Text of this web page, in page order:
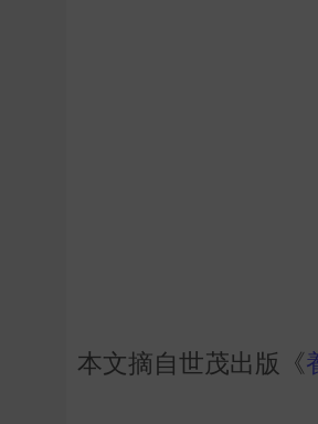
本文摘自世茂出版《